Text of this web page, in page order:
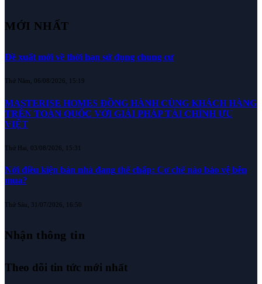
MỚI NHẤT
Đề xuất mới về thời hạn sử dụng chung cư
Thứ Năm, 06/08/2026, 15:19
MASTERISE HOMES ĐỒNG HÀNH CÙNG KHÁCH HÀNG
TRÊN TOÀN QUỐC VỚI GIẢI PHÁP TÀI CHÍNH ƯU
VIỆT
Thứ Hai, 03/08/2026, 15:31
Nới điều kiện bán nhà đang thế chấp: Cơ chế nào bảo vệ bên
mua?
Thứ Sáu, 31/07/2026, 16:50
Nhận thông tin
Theo dõi tin tức mới nhất